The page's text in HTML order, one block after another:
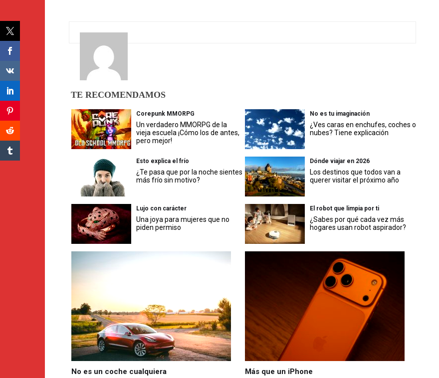
TE RECOMENDAMOS
Corepunk MMORPG
Un verdadero MMORPG de la
vieja escuela ¡Cómo los de antes,
pero mejor!
No es tu imaginación
¿Ves caras en enchufes, coches o
nubes? Tiene explicación
Esto explica el frío
¿Te pasa que por la noche sientes
más frío sin motivo?
Dónde viajar en 2026
Los destinos que todos van a
querer visitar el próximo año
Lujo con carácter
Una joya para mujeres que no
piden permiso
El robot que limpia por ti
¿Sabes por qué cada vez más
hogares usan robot aspirador?
No es un coche cualquiera
Más que un iPhone